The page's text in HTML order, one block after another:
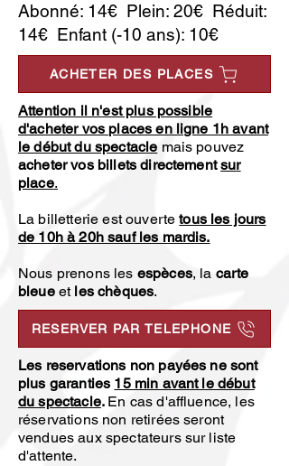
Abonné: 14€ Plein: 20€ Réduit:
14€ Enfant (-10 ans): 10€
ACHETER DES PLACES
Attention il n'est plus possible
d'acheter vos places en ligne 1h avant
le début du spectacle mais pouvez
acheter vos billets directementsur
place.
La billetterie est ouvertetous les jours
de 10h à 20h sauf les mardis.
Nous prenons les espèces, la carte
bleueet les chèques.
RESERVER PAR TELEPHONE
Les reservations non payées ne sont
plus garanties 15 min avant le début
du spectacle. En cas d'affluence, les
réservations non retirées seront
vendues aux spectateurs sur liste
d'attente.